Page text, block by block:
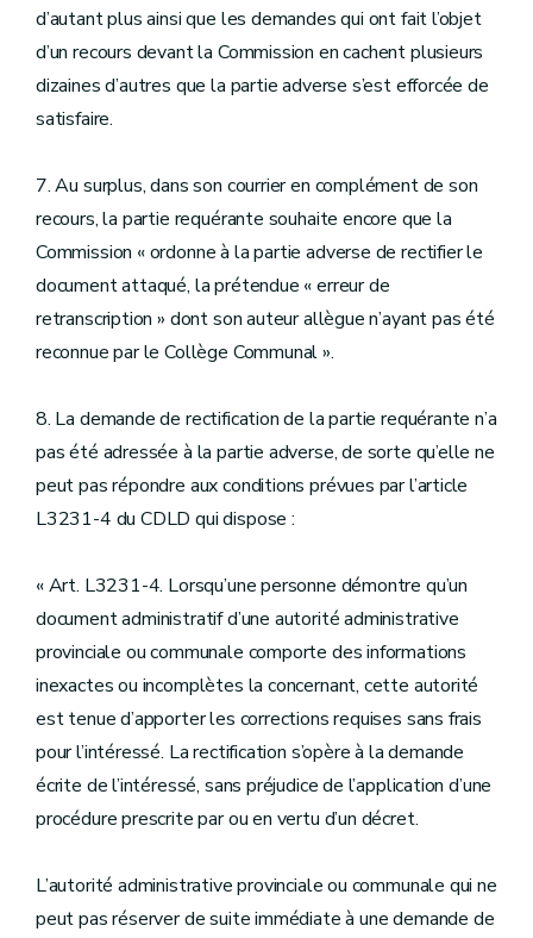
d’autant plus ainsi que les demandes qui ont fait l’objet
d’un recours devant la Commission en cachent plusieurs
dizaines d’autres que la partie adverse s’est efforcée de
satisfaire.
7. Au surplus, dans son courrier en complément de son
recours, la partie requérante souhaite encore que la
Commission « ordonne à la partie adverse de rectifier le
document attaqué, la prétendue « erreur de
retranscription » dont son auteur allègue n’ayant pas été
reconnue par le Collège Communal ».
8. La demande de rectification de la partie requérante n’a
pas été adressée à la partie adverse, de sorte qu’elle ne
peut pas répondre aux conditions prévues par l’article
L3231-4 du CDLD qui dispose :
« Art. L3231-4. Lorsqu’une personne démontre qu’un
document administratif d’une autorité administrative
provinciale ou communale comporte des informations
inexactes ou incomplètes la concernant, cette autorité
est tenue d’apporter les corrections requises sans frais
pour l’intéressé. La rectification s’opère à la demande
écrite de l’intéressé, sans préjudice de l’application d’une
procédure prescrite par ou en vertu d’un décret.
L’autorité administrative provinciale ou communale qui ne
peut pas réserver de suite immédiate à une demande de